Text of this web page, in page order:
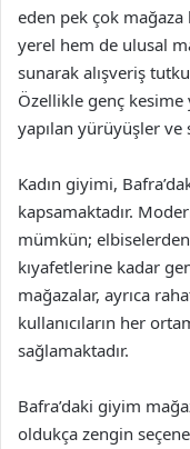
eden pek çok mağaza
yerel hem de ulusal
sunarak alışveriş
Özellikle genç
yapılan yürüyüşler
Kadın giyimi,
kapsamaktadır.
mümkün;
kıyafetlerine kadar
mağazalar, ayrıca
kullanıcıların her
sağlamaktadır.
Bafra’daki giyim
oldukça zengin